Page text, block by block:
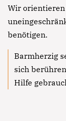
Wir orientieren
benötigen.
Barmherzig
sich
Hilfe